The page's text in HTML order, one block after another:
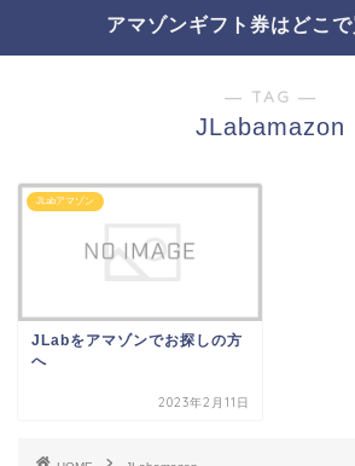
アマゾンギフト券はどこで
― TAG ―
JLabamazon
JLabアマゾン
JLabをアマゾンでお探しの方
へ
2023年2月11日